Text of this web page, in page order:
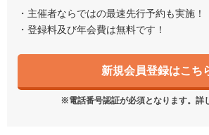
・主催者ならではの最速先行予約も実施！
・登録料及び年会費は無料です！
新規会員登録はこち
※電話番号認証が必須となります。詳